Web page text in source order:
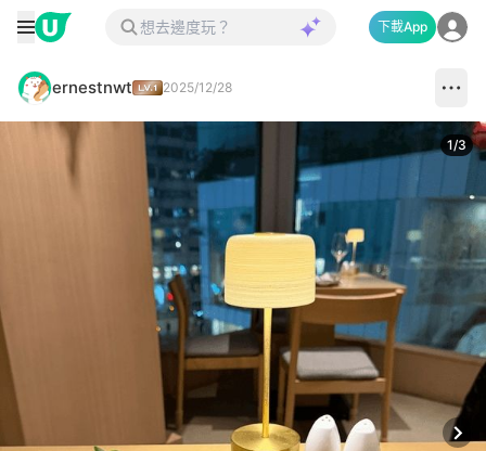
下載App
ernestnwt 2025/12/28
1/3